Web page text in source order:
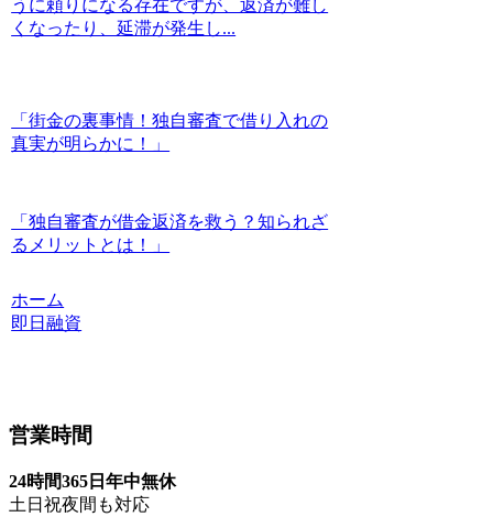
うに頼りになる存在ですが、返済が難し
くなったり、延滞が発生し...
「街金の裏事情！独自審査で借り入れの
真実が明らかに！」
「独自審査が借金返済を救う？知られざ
るメリットとは！」
ホーム
即日融資
営業時間
24時間365日年中無休
土日祝夜間も対応